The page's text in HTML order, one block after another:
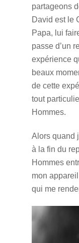
partageons
David est le
Papa, lui
passe d’un
expérience
beaux
de cette
tout
Hommes.
Alors quand
à la fin du
Hommes
mon
qui me